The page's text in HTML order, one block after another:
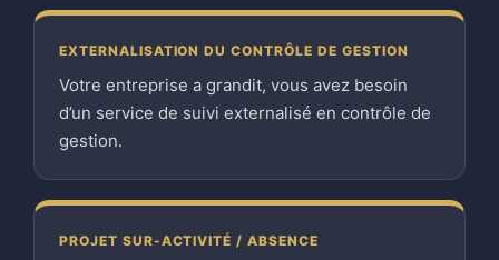
EXTERNALISATION DU CONTRÔLE DE GESTION
Votre entreprise a grandit, vous avez besoin
d’un service de suivi externalisé en contrôle de
gestion.
PROJET SUR-ACTIVITÉ / ABSENCE